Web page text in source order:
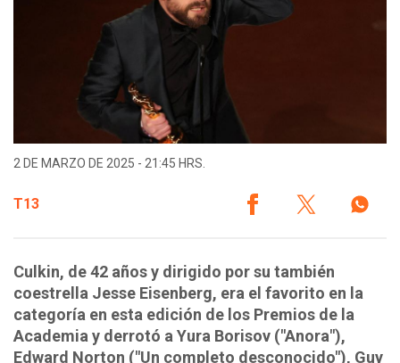
2 DE MARZO DE 2025 - 21:45 HRS.
T13
Culkin, de 42 años y dirigido por su también
coestrella Jesse Eisenberg, era el favorito en la
categoría en esta edición de los Premios de la
Academia y derrotó a Yura Borisov ("Anora"),
Edward Norton ("Un completo desconocido"), Guy